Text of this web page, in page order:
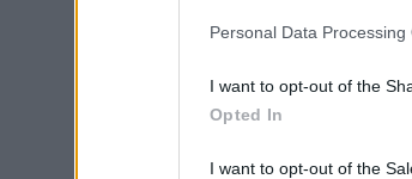
Personal Data Processing
I want to opt-out of the
Opted In
I want to opt-out of the